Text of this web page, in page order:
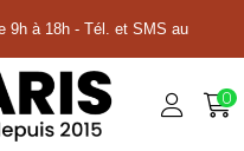
9h à 18h - Tél. et SMS au
0